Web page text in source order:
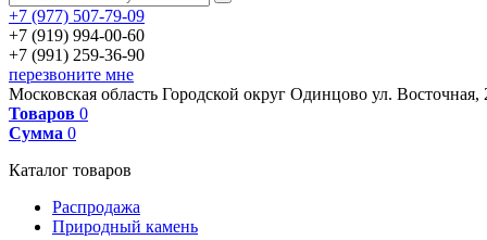
+7 (977) 507-79-09
+7 (919) 994-00-60
+7 (991) 259-36-90
перезвоните мне
Московская область Городской округ Одинцово ул. Восточная,
Товаров 0
Сумма 0
Каталог товаров
Распродажа
Природный камень